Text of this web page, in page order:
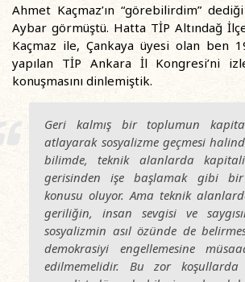
Ahmet Kaçmaz’ın “görebilirdim”
Aybar görmüştü. Hatta TİP Altındağ
Kaçmaz ile, Çankaya üyesi olan ben
yapılan TİP Ankara İl Kongresi’ni
konuşmasını dinlemiştik.
Geri kalmış bir toplumun
atlayarak sosyalizme geçmesi
bilimde, teknik alanlarda
gerisinden işe başlamak gibi
konusu oluyor. Ama teknik
geriliğin, insan sevgisi ve
sosyalizmin asıl özünde de
demokrasiyi engellemesine
edilmemelidir. Bu zor